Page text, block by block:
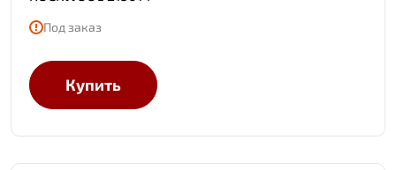
Под заказ
Купить